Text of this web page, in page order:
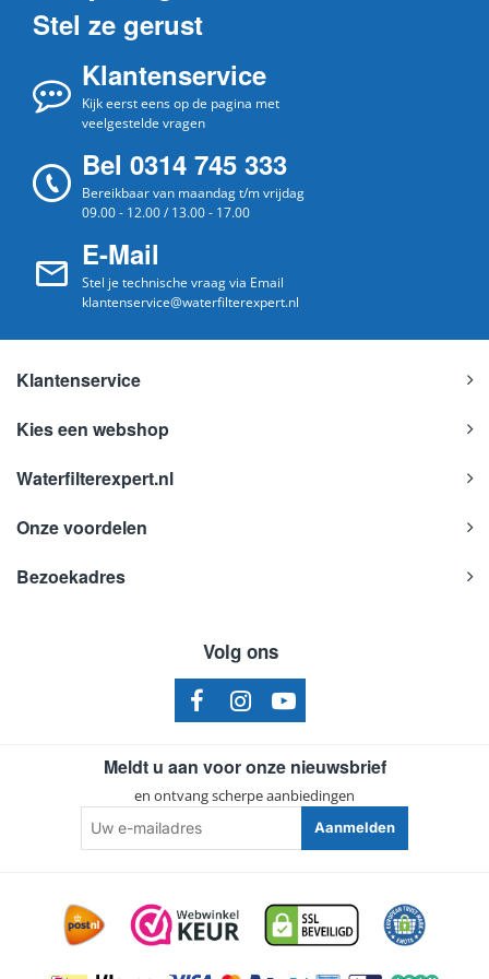
Stel ze gerust
Klantenservice
Kijk eerst eens op de pagina met
veelgestelde vragen
Bel 0314 745 333
Bereikbaar van maandag t/m vrijdag
09.00 - 12.00 / 13.00 - 17.00
E-Mail
Stel je technische vraag via Email
klantenservice@waterfilterexpert.nl
Klantenservice
Kies een webshop
Waterfilterexpert.nl
Onze voordelen
Bezoekadres
Volg ons
Meldt u aan voor onze nieuwsbrief
en ontvang scherpe aanbiedingen
e-
mailadres
Aanmelden